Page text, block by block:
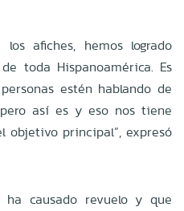
afiches, hemos logrado
toda Hispanoamérica. Es
estén hablando de
así es y eso nos tiene
objetivo principal”, expresó
ha causado revuelo y que